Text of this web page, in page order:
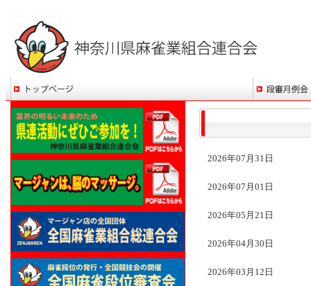
2026年07月31日
2026年07月01日
2026年05月21日
2026年04月30日
2026年03月12日